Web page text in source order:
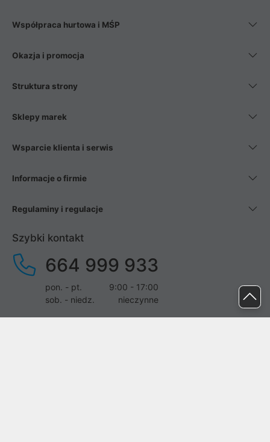
Współpraca hurtowa i MŚP
Okazja i promocja
Struktura strony
Sklepy marek
Wsparcie klienta i serwis
Informacje o firmie
Regulaminy i regulacje
Szybki kontakt
664 999 933
pon. - pt.
9:00 - 17:00
sob. - niedz.
nieczynne